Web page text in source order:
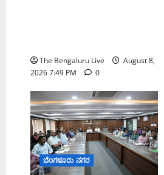
The Bengaluru Live
August 8,
2026 7:49 PM
0
ಬೆಂಗಳೂರು ನಗರ